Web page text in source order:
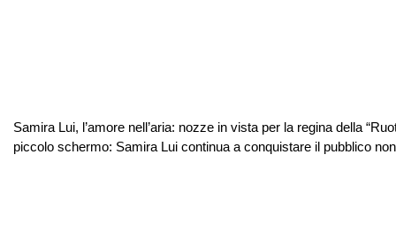
Samira Lui, l’amore nell’aria: nozze in vista per la regina della
piccolo schermo: Samira Lui continua a conquistare il pubblico